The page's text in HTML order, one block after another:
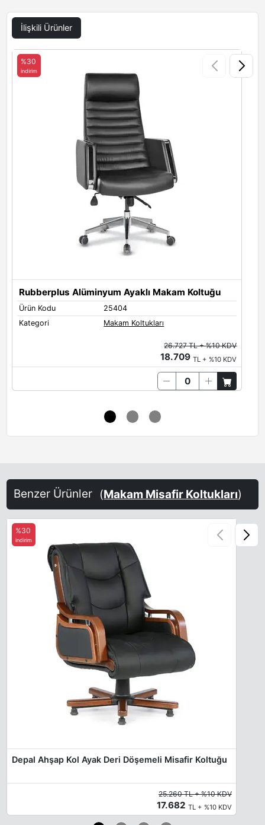
İlişkili Ürünler
Rubberplus Alüminyum Ayaklı Makam Koltuğu
Ürün Kodu
25404
Kategori
Makam Koltukları
%30
indirim
26.727 TL + %10 KDV
18.709TL + %10 KDV
Benzer Ürünler (Makam Misafir Koltukları)
Depal Ahşap Kol Ayak Deri Döşemeli Misafir Koltuğu
%30
indirim
25.260 TL + %10 KDV
17.682 TL + %10 KDV